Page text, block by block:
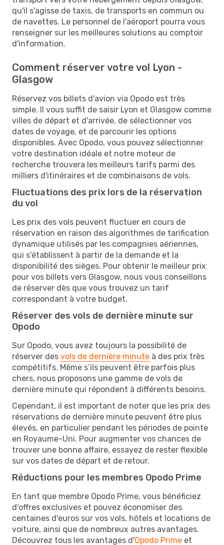
qu'il s'agisse de taxis, de transports en commun ou
de navettes. Le personnel de l'aéroport pourra vous
renseigner sur les meilleures solutions au comptoir
d'information.
Comment réserver votre vol Lyon -
Glasgow
Réservez vos billets d'avion via Opodo est très
simple. Il vous suffit de saisir Lyon et Glasgow comme
villes de départ et d'arrivée, de sélectionner vos
dates de voyage, et de parcourir les options
disponibles. Avec Opodo, vous pouvez sélectionner
votre destination idéale et notre moteur de
recherche trouvera les meilleurs tarifs parmi des
milliers d'itinéraires et de combinaisons de vols.
Fluctuations des prix lors de la réservation
du vol
Les prix des vols peuvent fluctuer en cours de
réservation en raison des algorithmes de tarification
dynamique utilisés par les compagnies aériennes,
qui s'établissent à partir de la demande et la
disponibilité des sièges. Pour obtenir le meilleur prix
pour vos billets vers Glasgow, nous vous conseillons
de réserver dès que vous trouvez un tarif
correspondant à votre budget.
Réserver des vols de dernière minute sur
Opodo
Sur Opodo, vous avez toujours la possibilité de
réserver des vols de dernière minute à des prix très
compétitifs. Même s’ils peuvent être parfois plus
chers, nous proposons une gamme de vols de
dernière minute qui répondent à différents besoins.
Cependant, il est important de noter que les prix des
réservations de dernière minute peuvent être plus
élevés, en particulier pendant les périodes de pointe
en Royaume-Uni. Pour augmenter vos chances de
trouver une bonne affaire, essayez de rester flexible
sur vos dates de départ et de retour.
Réductions pour les membres Opodo Prime
En tant que membre Opodo Prime, vous bénéficiez
d'offres exclusives et pouvez économiser des
centaines d'euros sur vos vols, hôtels et locations de
voiture, ainsi que de nombreux autres avantages.
Découvrez tous les avantages d'Opodo Prime et